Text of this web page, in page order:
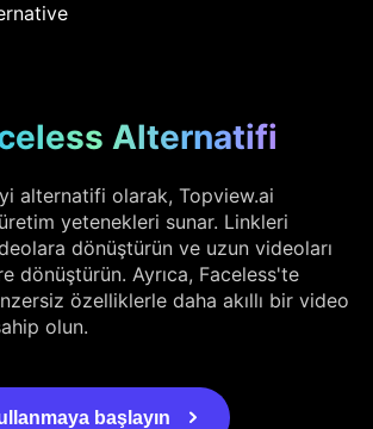
Alternatifi
alternatifi olarak, Topview.ai
yetenekleri sunar. Linkleri
dönüştürün ve uzun videoları
dönüştürün. Ayrıca, Faceless'te
özelliklerle daha akıllı bir video
olun.
başlayın